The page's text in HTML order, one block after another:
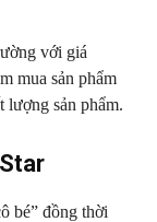
với giá
mua sản phẩm
lượng sản phẩm.
bé” đồng thời